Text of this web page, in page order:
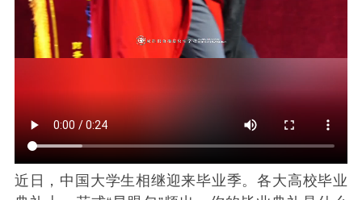
近日，中国大学生相继迎来毕业季。各大高校毕业